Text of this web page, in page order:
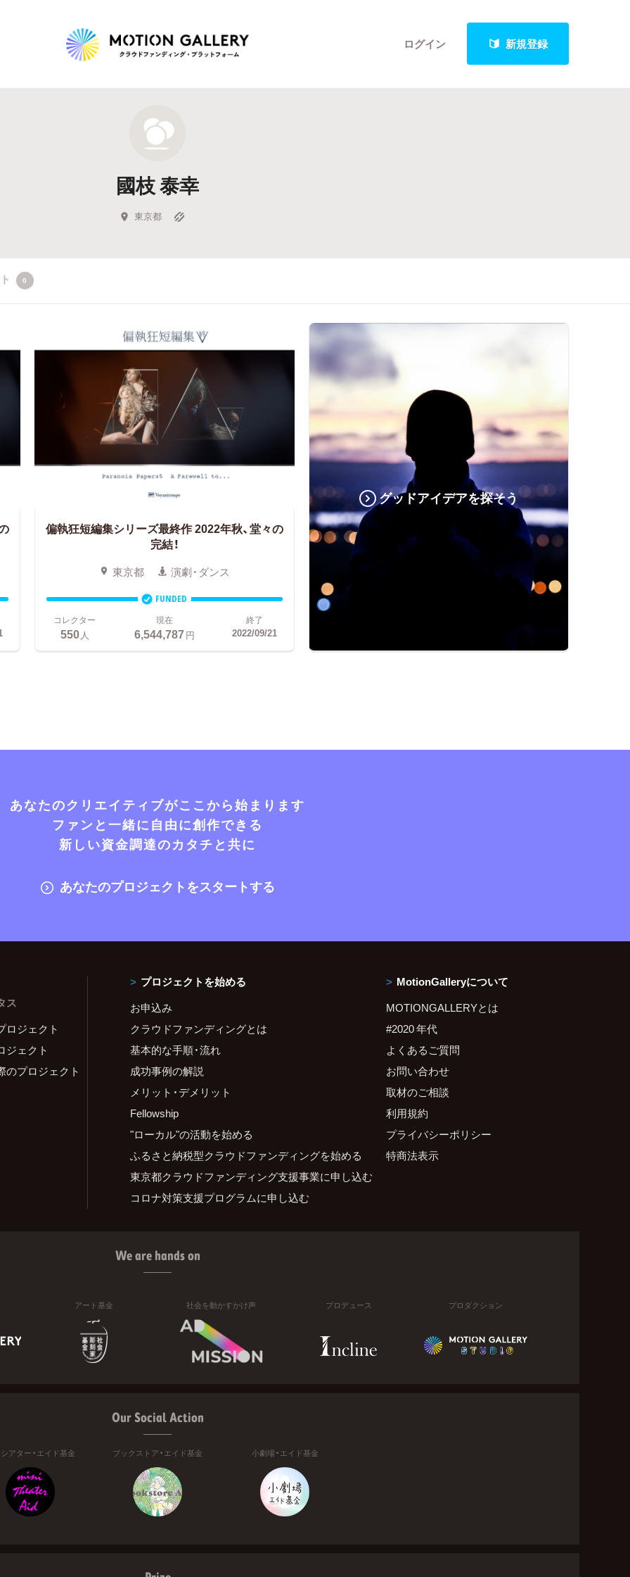
ログイン 新規登録
新着プロジェクト
Feature
キュレーターから探す
國枝 泰幸
東京都
0
偏執狂短編集シリーズ最終作 2022年秋、堂々の
完結！
東京都 演劇・ダンス
FUNDED
コレクター
550人
現在
6,544,787円
終了
2022/09/21
グッドアイデアを探そう
あなたのクリエイティブがここから始まります
ファンと一緒に自由に創作できる
新しい資金調達のカタチと共に
あなたのプロジェクトをスタートする
ス
ロジェクト
ジェクト
のプロジェクト
プロジェクトを始める
お申込み
クラウドファンディングとは
基本的な手順・流れ
成功事例の解説
メリット・デメリット
Fellowship
"ローカル"の活動を始める
ふるさと納税型クラウドファンディングを始める
東京都クラウドファンディング支援事業に申し込む
コロナ対策支援プログラムに申し込む
MotionGalleryについて
MOTIONGALLERYとは
#2020 年代
よくあるご質問
お問い合わせ
取材のご相談
利用規約
プライバシーポリシー
特商法表示
We are hands on
アート基金 社会を動かすかけ声 プロデュース プロダクション
Our Social Action
アター・エイド基金 ブックストア・エイド基金 小劇場・エイド基金